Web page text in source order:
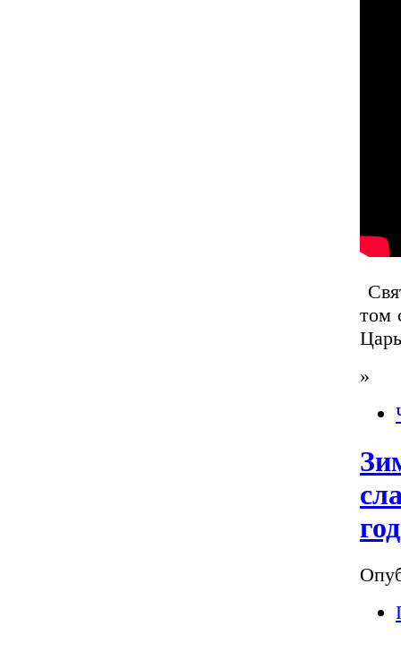
том
»